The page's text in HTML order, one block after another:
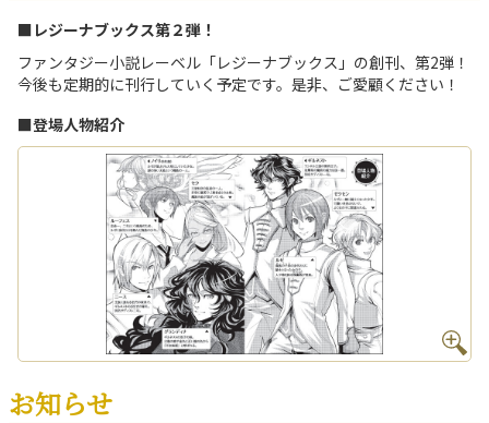
■レジーナブックス第２弾！
ファンタジー小説レーベル「レジーナブックス」の創刊、第2弾！
今後も定期的に刊行していく予定です。是非、ご愛顧ください！
■登場人物紹介
お知らせ